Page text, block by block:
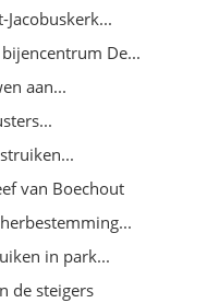
De...
aan...
van Boechout
in park...
de steigers